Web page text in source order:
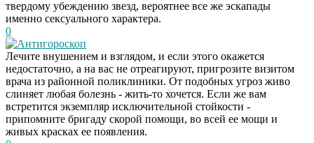
твердому убеждению звезд, вероятнее все же эскапады
именно сексуального характера.
0
Антигороскоп
Лечите внушением и взглядом, и если этого окажется
недостаточно, а на вас не отреагируют, пригрозите визитом
врача из районной поликлиники. От подобных угроз живо
слиняет любая болезнь - жить-то хочется. Если же вам
встретится экземпляр исключительной стойкости -
припомните бригаду скорой помощи, во всей ее мощи и
живых красках ее появления.